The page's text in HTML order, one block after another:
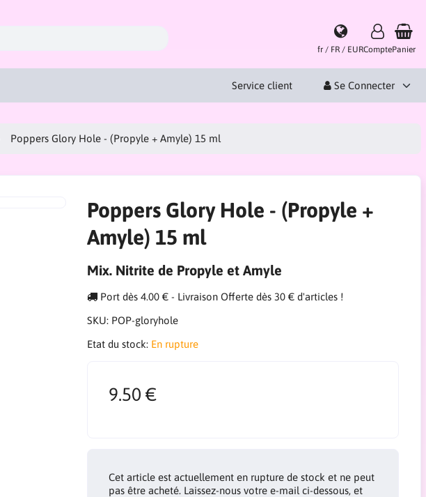
fr / FR / EURComptePanier
Service client Se Connecter
Poppers Glory Hole - (Propyle + Amyle) 15 ml
Poppers Glory Hole - (Propyle +
Amyle) 15 ml
Mix. Nitrite de Propyle et Amyle
Port dès 4.00 € - Livraison Offerte dès 30 € d'articles !
SKU: POP-gloryhole
Etat du stock: En rupture
9.50 €
Cet article est actuellement en rupture de stock et ne peut
pas être acheté. Laissez-nous votre e-mail ci-dessous, et